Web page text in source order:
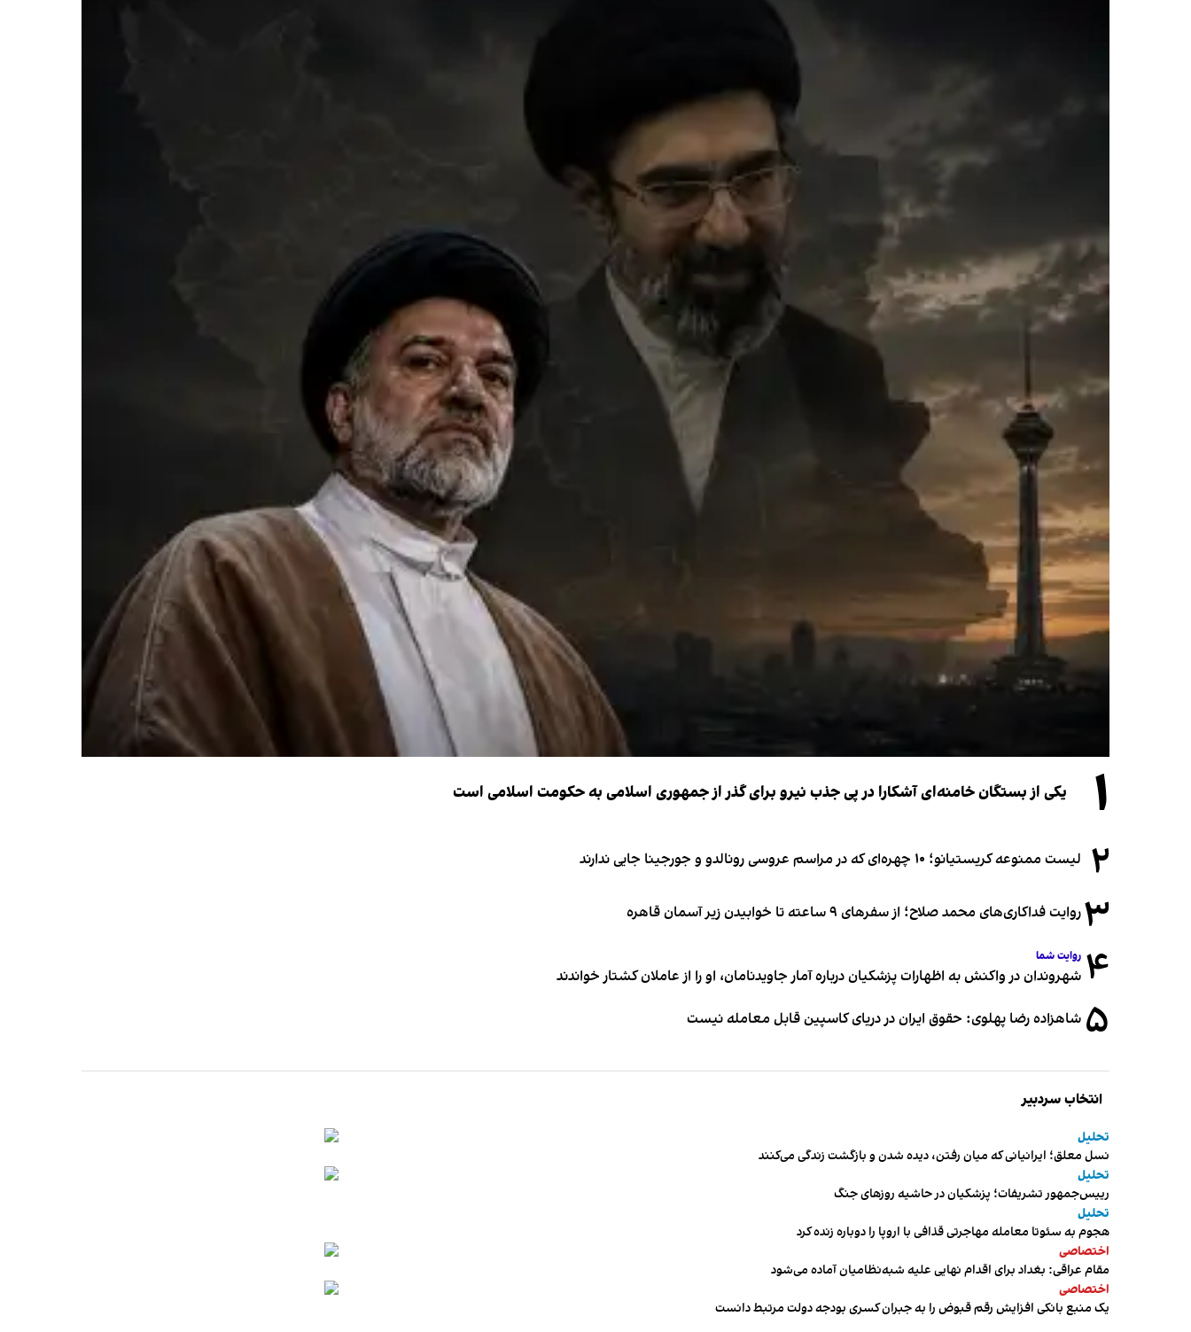
۱ یکی از بستگان خامنه‌ای آشکارا در پی جذب نیرو برای گذر از جمهوری اسلامی به حکومت اسلامی است
۲ لیست ممنوعه کریستیانو؛ ۱۰ چهره‌ای که در مراسم عروسی رونالدو و جورجینا جایی ندارند
۳روایت فداکاری‌های محمد صلاح؛ از سفرهای ۹ ساعته تا خوابیدن زیر آسمان قاهره
۴ روایت شما
شهروندان در واکنش به اظهارات پزشکیان درباره آمار جاویدنامان، او را از عاملان کشتار خواندند
۵ شاهزاده رضا پهلوی: حقوق ایران در دریای کاسپین قابل معامله نیست
انتخاب سردبیر
تحلیل
نسل معلق؛ ایرانیانی که میان رفتن، دیده شدن و بازگشت زندگی می‌کنند
تحلیل
رییس‌جمهور تشریفات؛ پزشکیان در حاشیه روزهای جنگ
تحلیل
هجوم به سئوتا معامله مهاجرتی قذافی با اروپا را دوباره زنده کرد
اختصاصی
مقام عراقی: بغداد برای اقدام نهایی علیه شبه‌نظامیان آماده می‌شود
اختصاصی
یک منبع بانکی افزایش رقم قبوض را به جبران کسری بودجه دولت مرتبط دانست